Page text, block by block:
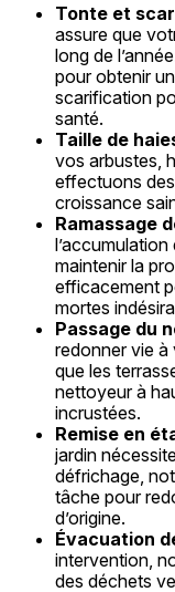
Tonte et
assure que
long de
pour obtenir
scarification
santé.
Taille de
vos arbustes,
effectuons
croissance
Ramassage
maintenir la
efficacement
mortes
Passage du
redonner vie à
que les
nettoyeur à
incrustées.
Remise en
jardin
défrichage,
tâche pour
d’origine.
Évacuation
intervention,
des déchets